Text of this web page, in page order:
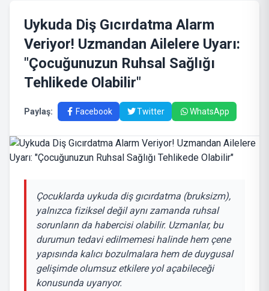
Uykuda Diş Gıcırdatma Alarm
Veriyor! Uzmandan Ailelere Uyarı:
"Çocuğunuzun Ruhsal Sağlığı
Tehlikede Olabilir"
Paylaş: Facebook Twitter WhatsApp
Çocuklarda uykuda diş gıcırdatma (bruksizm),
yalnızca fiziksel değil aynı zamanda ruhsal
sorunların da habercisi olabilir. Uzmanlar, bu
durumun tedavi edilmemesi halinde hem çene
yapısında kalıcı bozulmalara hem de duygusal
gelişimde olumsuz etkilere yol açabileceği
konusunda uyarıyor.